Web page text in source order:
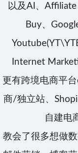
以及AI、
Buy、
Internet
更有跨境电商平
商/独立站、
自建电
教会了很多想做